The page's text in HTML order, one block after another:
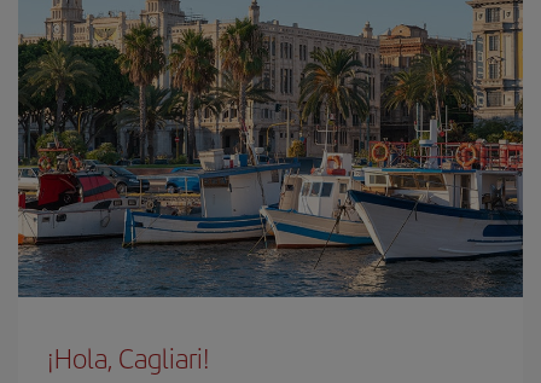
¡Hola, Cagliari!